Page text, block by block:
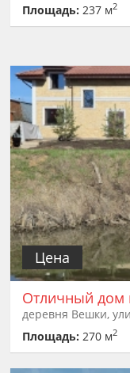
Площадь: 237 м2
Цена
Отличный дом
деревня Вешки,
Площадь: 270 м2